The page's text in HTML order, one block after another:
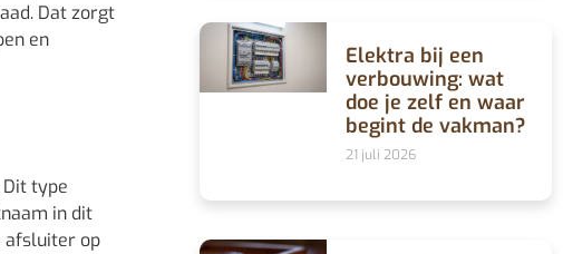
Dat zorgt
en
type
in dit
afsluiter op
Elektra bij een
verbouwing: wat
doe je zelf en waar
begint de vakman?
21 juli 2026